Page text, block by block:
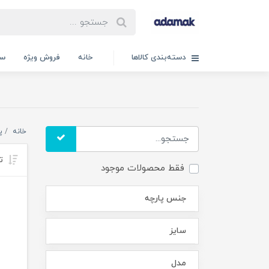
دسته‌بندی کالاها خانه فروش ویژه
فقط محصولات موجود
جنس پارچه
سایز
مدل
خانه